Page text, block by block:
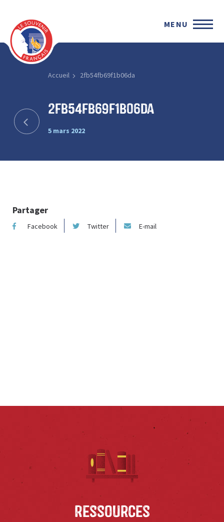
MENU
Accueil 2fb54fb69f1b06da
2fb54fb69f1b06da
5 mars 2022
Partager
Facebook Twitter E-mail
Ressources